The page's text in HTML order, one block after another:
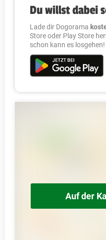
Du willst dabei
Lade dir Dogorama
Store oder Play Store
schon kann es losgehen!
Auf der